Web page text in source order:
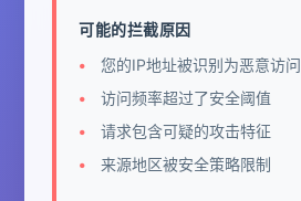
可能的拦截原因
您的IP地址被识别为恶意访问
访问频率超过了安全阈值
请求包含可疑的攻击特征
来源地区被安全策略限制